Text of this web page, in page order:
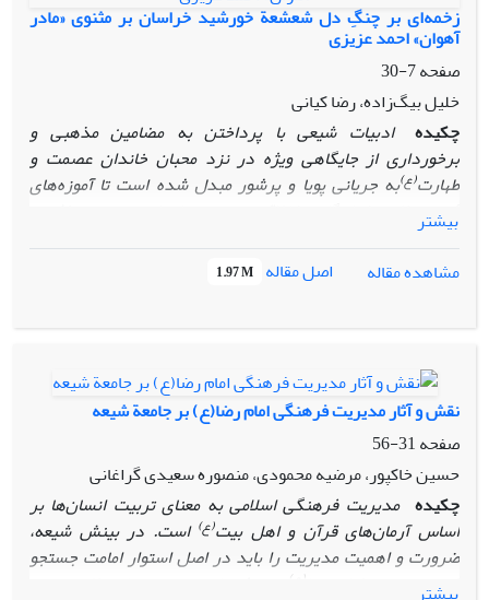
زخمه‌ای بر چنگِ دل شعشعة خورشید خراسان بر مثنوی «مادر
آهوان» احمد عزیزی
صفحه7-30
خلیل بیگ‌زاده، رضا کیانی
چکیده
ادبیات شیعی با پرداختن به مضامین مذهبی و
برخورداری از جایگاهی ویژه در نزد محبان خاندان عصمت و
طهارت(ع)به جریانی پویا و پرشور مبدل شده است تا آموزه‌های
آیینی‌ـ ولایی را با نگاهی اخلاقی‌ـ‌تربیتی و با زبانی هنری و مؤثر به
نسل‌های نیازمند به
دهند و باورهای اهـالی شیعه را به‌سوی آرمان‌های
این راهنمایان به کمال انسانی، بهتر و بیشتر رهنمون سازند. از
ناباروری می­زنند و تبخالی از پژمردگی بر لبانشان منقش است،
احمد عزیزی دل به امامی بسته است که بارگاه مقدس او مأمنِ بی­
پناهانی است که آهوی دل دردمند خویش را در جلوه‌های بی­خار
ادراکش، رها کرده­اند و از پس ابرهای نیایش، چشم به باران
اجابتی دوخته­اند که خشکسالی لبخند آنان را طراوت بخشد. این
نوشتار با نگاهی توصیفی‌ـ تحلیلی به مثنوی «مادر آهوانِ» احمد
عزیزی، به این پرسش پاسخ داده‌ که سیمای امام رضا (ع) در آیینة
اندیشة این شاعر متعهد چگونه بازتاب یافته است؟ بر اساس
یافته­های بررسی حاضر، این مثنوی نمادین، آوای سرگشتگی بی­
بیشتر
مشاهده مقاله
اصل مقاله 1.97 M
نقش و آثار مدیریت فرهنگی امام رضا(ع) بر جامعة شیعه
صفحه31-56
حسین خاکپور، مرضیه محمودی، منصوره سعیدی گراغانی
چکیده مدیریت فرهنگی اسلامی به معنای تربیت انسان‌ها بر
اساس آرمان‌های قرآن و اهل بیت(ع) است. در بینش شیعه،
ضرورت و اهمیت مدیریت را باید در اصل استوار امامت جستجو
کرد. در عصر امام رضا(ع)
بیشتر